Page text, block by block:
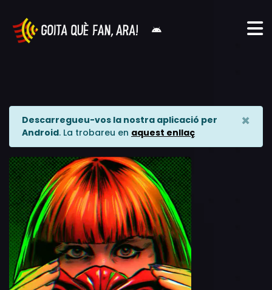
Descarregueu-vos la nostra aplicació per
Android. La trobareu en aquest enllaç
×